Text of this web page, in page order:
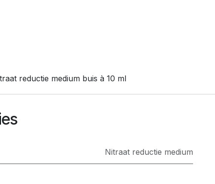
reductie medium buis à 10 ml
Nitraat reductie medium